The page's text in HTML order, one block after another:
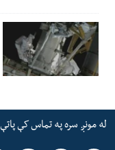
له مونږ سره په تماس کې